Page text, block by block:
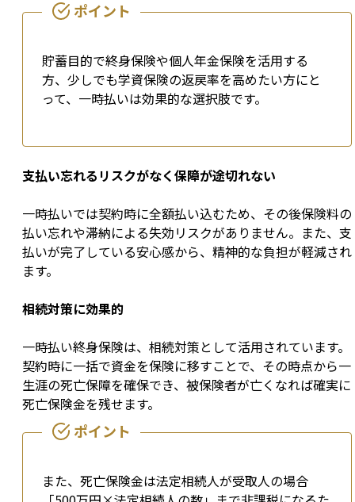
貯蓄目的で終身保険や個人年金保険を活用する
方、少しでも学資保険の返戻率を高めたい方にと
って、一時払いは効果的な選択肢です。
支払い忘れるリスクがなく保障が途切れない
一時払いでは契約時に全額払い込むため、その後保険料の
払い忘れや滞納による失効リスクがありません。また、支
払いが完了している安心感から、精神的な負担が軽減され
ます。
相続対策に効果的
一時払い終身保険は、相続対策として活用されています。
契約時に一括で資金を保険に移すことで、その時点から一
生涯の死亡保障を確保でき、被保険者が亡くなれば確実に
死亡保険金を残せます。
また、死亡保険金は法定相続人が受取人の場合